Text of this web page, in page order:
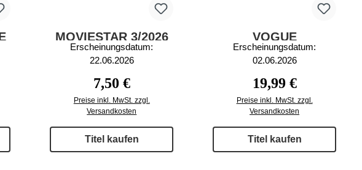
MOVIESTAR 3/2026
Erscheinungsdatum:
22.06.2026
Regulärer Preis:
7,50 €
Preise inkl. MwSt. zzgl.
Versandkosten
Titel kaufen
VOGUE
SCANDINAVIA
30/2026
Erscheinungsdatum:
02.06.2026
Regulärer Preis:
19,99 €
Preise inkl. MwSt. zzgl.
Versandkosten
Titel kaufen